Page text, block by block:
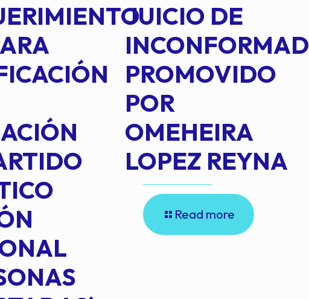
JUICIO DE
INCONFORMAD
PROMOVIDO
POR
OMEHEIRA
LOPEZ REYNA
Read more